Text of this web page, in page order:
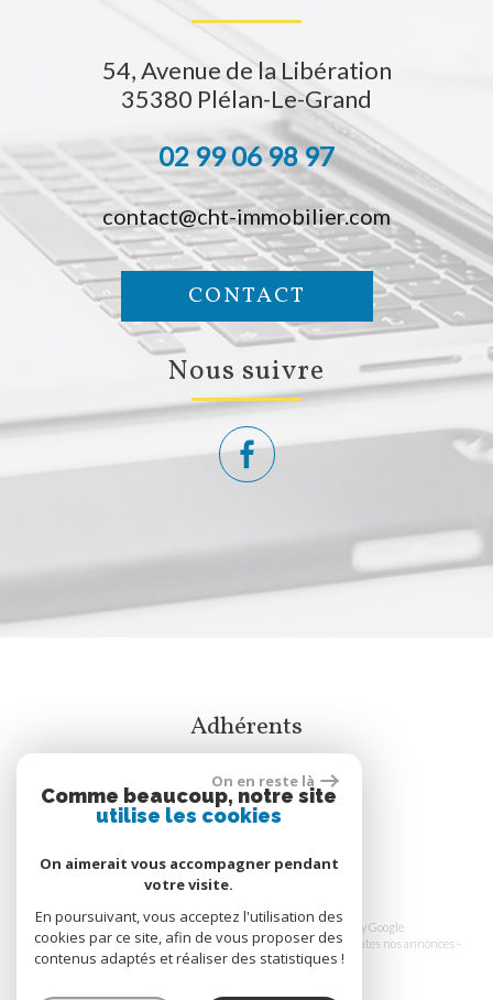
54, Avenue de la Libération
35380 Plélan-Le-Grand
02 99 06 98 97
contact@cht-immobilier.com
CONTACT
Nous suivre
Adhérents
© 2026 | Tous droits réservés | Traduction powered by Google
Plan du site -Mentions légales -Honoraires- Liens-Admin- Toutes nos annonces -
Politique RGPD
On en reste là
Comme beaucoup, notre site
utilise les cookies
On aimerait vous accompagner pendant
votre visite.
En poursuivant, vous acceptez l'utilisation des
cookies par ce site, afin de vous proposer des
contenus adaptés et réaliser des statistiques !